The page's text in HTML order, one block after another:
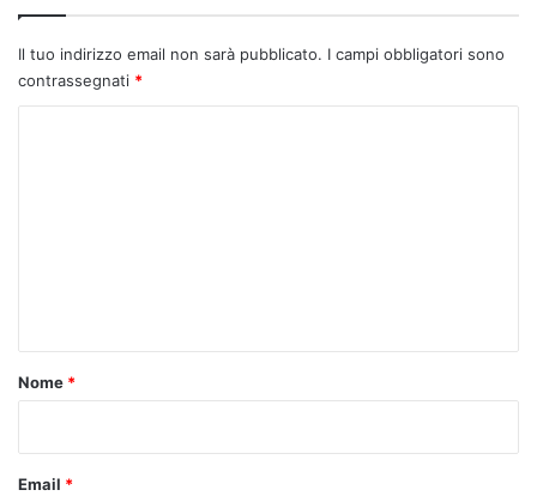
Il tuo indirizzo email non sarà pubblicato. I campi obbligatori sono
contrassegnati *
o
Nome *
Email *